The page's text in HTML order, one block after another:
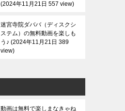
2024年11月21日 557 view
迷宮寺院ダババ（ディスクシ
ステム）の無料動画を楽しも
う♪ 2024年11月21日 389
view
動画は無料で楽しまなきゃね